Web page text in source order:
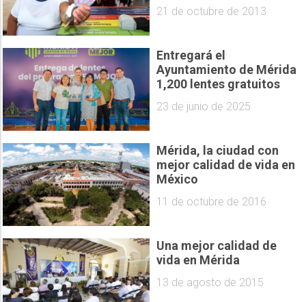
21 de octubre de 2013
Entregará el
Ayuntamiento de Mérida
1,200 lentes gratuitos
23 de junio de 2025
Mérida, la ciudad con
mejor calidad de vida en
México
11 de octubre de 2016
Una mejor calidad de
vida en Mérida
13 de agosto de 2015